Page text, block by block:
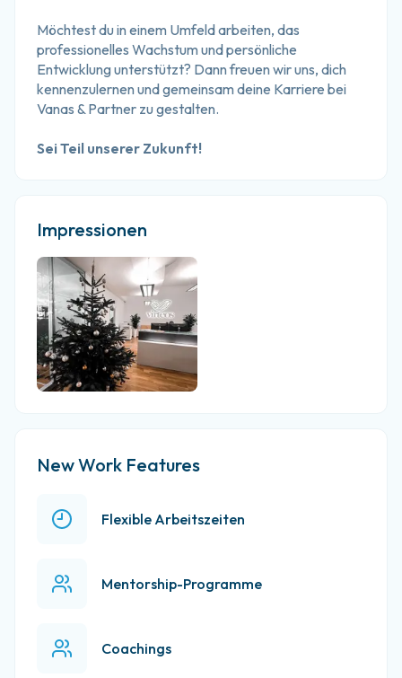
Möchtest du in einem Umfeld arbeiten, das
professionelles Wachstum und persönliche
Entwicklung unterstützt? Dann freuen wir uns, dich
kennenzulernen und gemeinsam deine Karriere bei
Vanas & Partner zu gestalten.
Sei Teil unserer Zukunft!
Impressionen
New Work Features
Flexible Arbeitszeiten
Mentorship-Programme
Coachings